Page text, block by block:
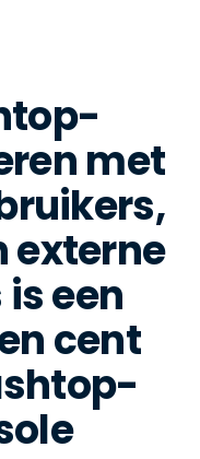
met
externe
een
cent